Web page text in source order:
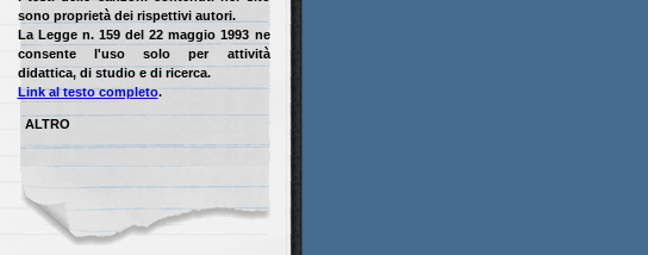
sono proprietà dei rispettivi autori.
La Legge n. 159 del 22 maggio 1993 ne
consente l'uso solo per attività
didattica, di studio e di ricerca.
Link al testo completo.
ALTRO